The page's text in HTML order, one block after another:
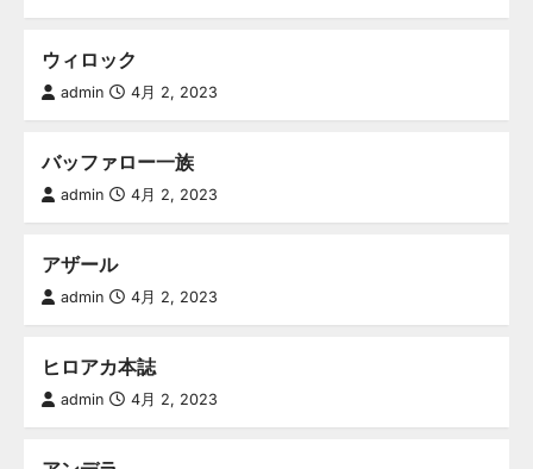
ウィロック
admin 4月 2, 2023
バッファロー一族
admin 4月 2, 2023
アザール
admin 4月 2, 2023
ヒロアカ本誌
admin 4月 2, 2023